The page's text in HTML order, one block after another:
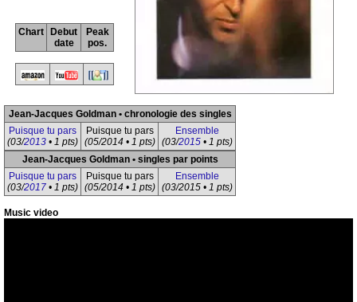
Chart
Debut
date
Peak
pos.
Jean-Jacques Goldman • chronologie des singles
Puisque tu pars
(03/2013 • 1 pts)
Puisque tu pars
(05/2014 • 1 pts)
Ensemble
(03/2015• 1 pts)
Jean-Jacques Goldman • singles par points
Puisque tu pars
(03/2017 • 1 pts)
Puisque tu pars
(05/2014 • 1 pts)
Ensemble
(03/2015 • 1 pts)
Music video